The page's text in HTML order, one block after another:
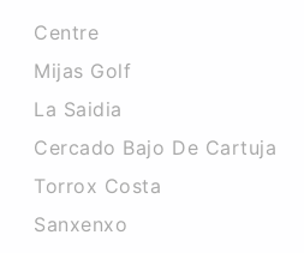
Centre
Mijas Golf
La Saidia
Cercado Bajo De Cartuja
Torrox Costa
Sanxenxo